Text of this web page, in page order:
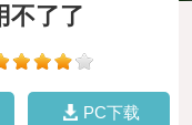
不了了
PC下载